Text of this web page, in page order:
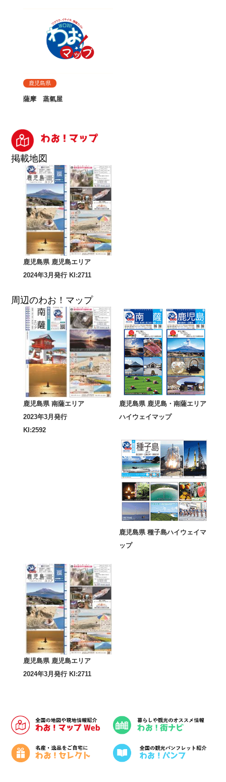
鹿児島県
薩摩 蒸氣屋
掲載地図
鹿児島県 鹿児島エリア
2024年3月発行 KI:2711
周辺のわお！マップ
鹿児島県 南薩エリア
2023年3月発行
KI:2592
鹿児島県 鹿児島・南薩エリア
ハイウェイマップ
鹿児島県 種子島ハイウェイマ
ップ
鹿児島県 鹿児島エリア
2024年3月発行 KI:2711